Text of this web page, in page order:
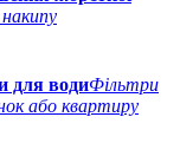
для водиФільтри
або квартиру